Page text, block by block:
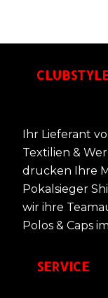
Ihr Lieferant
Textilien &
drucken Ihre
Pokalsieger
wir ihre
Polos & Caps
SERVICE